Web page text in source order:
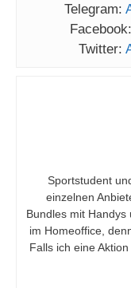
Telegram:
Facebook:
Twitter:
Sportstudent
einzelnen
Bundles mit
im Homeoffice,
Falls ich eine